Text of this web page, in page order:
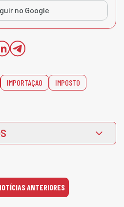
no Google
IMPORTAÇAO
IMPOSTO
ANTERIORES